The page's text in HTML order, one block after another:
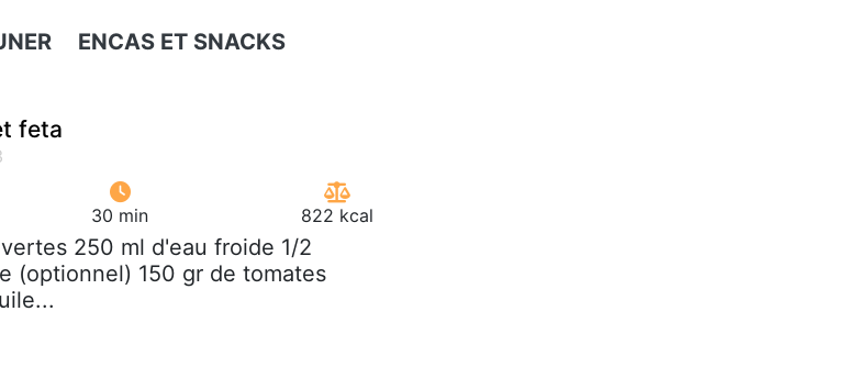
ENCAS ET SNACKS
feta
30 min 822 kcal
250 ml d'eau froide 1/2
(optionnel) 150 gr de tomates